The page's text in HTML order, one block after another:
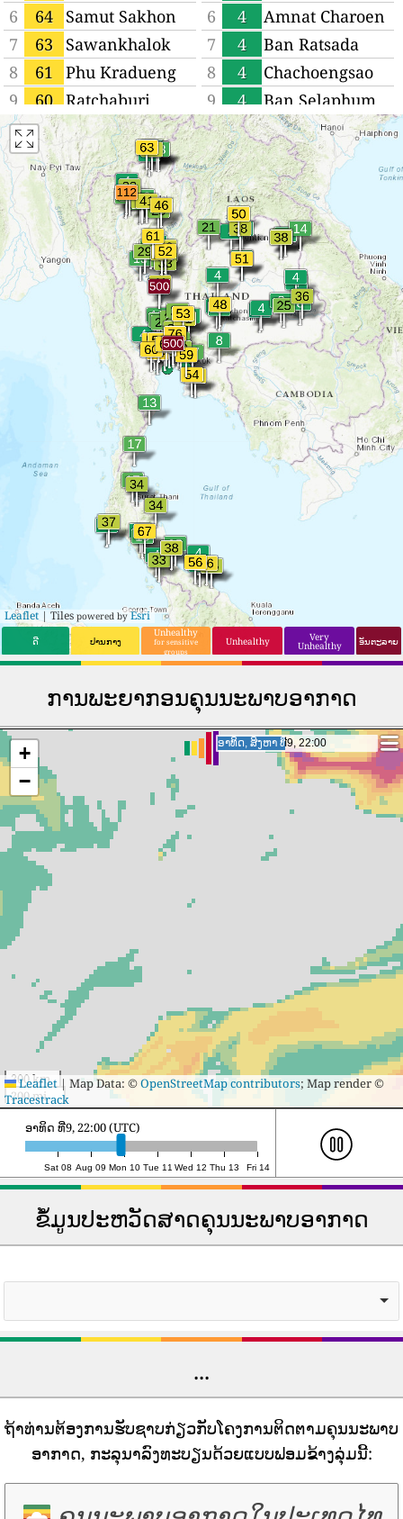
6
64
Samut Sakhon
7
63
Sawankhalok
8
61
Phu Kradueng
9
60 Ratchaburi
10 59 Chon Buri
11 59
Phanom
Sarakham
12 58
Trat
13
56 Nakhon Pathom
14
56
Thap Khlo
15 56
Ban Pong
16
Saraburi
Bang Bua Thong
Nan
Khon Kaen
Thap Than
Nong Khai
22 50
Phibun
Mangsahan
Ban Bueng
Phitsanulok
Nakhon
Ratchasima
Samut Prakan
27 45
Rayong
28 45 Phra Pradaeng
29 43 Pathum Thani
32 42
33 42
Nakhon Luang
34 42
Bang Mun Nak
35 41 Nakhon Sawan
36
41 Ban Chang
41
39
Songkhram
Betong
39
Uttaradit
38 Hat Yai
38
Udon Thani
44 37 Chiang Rai
45 37 Ban Talat Nua
36 Ubon
Ratchathani
36
Phayao
48 36 Lampang
35
Narathiwat
50 34 Yala
6
4
Amnat Charoen
7
4
Ban Ratsada
8
4
Chachoengsao
9
4
Ban Selaphum
10
4
Pak Kret
11
4
Warin Chamrap
12
4
Ban Na San
13
4
Chai Badan
14
4
Wichit
15
4
Nam Som
16
5
Sadao
17
6
Hua Hin
18
8
Chaiyaphum
19
8
Songkhla
20
8
Lang Suan
8
Krathum Baen
Bang Racham
23
Ban Lam Luk Ka
Bang Len
25
26
Lamphu
27 8
Yaring
28
8
Phak Hai
29 13 Sakon Nakhon
32 13 Ban Phan Don
33
Prachuap Khiri
Amphoe Sikhiu
Pak Chong
Sukhothai
Dok Kham Tai
42
43 17
Lat Yao
44 17 Sa Kaeo
45 17 Pa Sang
Bang Rakam
47
18
Suphan Buri
48 18 Ban Talat Bueng
49 18 Chiang Mai
50 20 Mueang
Leaflet | Tiles powered by Esri
ດີ ປານກາງ
Unhealthy
for sensitive
groups
Unhealthy Very
Unhealthy ອັນຕະລາຍ
ການພະຍາກອນຄຸນນະພາບອາກາດ
ຈັນ, ສິງຫາ ທີ່10, 19:00
ຈັນ, ສິງຫາ ທີ່10, 19:00
+
−
300 km
200 mi
Leaflet | Map Data: ©OpenStreetMap contributors; Map render ©
Tracestrack
Sat 08 Aug 09 Mon 10 Tue 11 Wed 12 Thu 13 Fri 14
ຈັນ ທີ່10, 19:00 (UTC)
ຂໍ້ມູນປະຫວັດສາດຄຸນນະພາບອາກາດ
...
ຖ້າທ່ານຕ້ອງການຮັບຊາບກ່ຽວກັບໂຄງການຕິດຕາມຄຸນນະພາບ
ອາກາດ, ກະລຸນາລົງທະບຽນດ້ວຍແບບຟອມຂ້າງລຸ່ມນີ້: